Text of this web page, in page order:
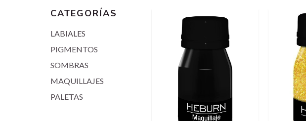
CATEGORÍAS
LABIALES
PIGMENTOS
SOMBRAS
MAQUILLAJES
PALETAS